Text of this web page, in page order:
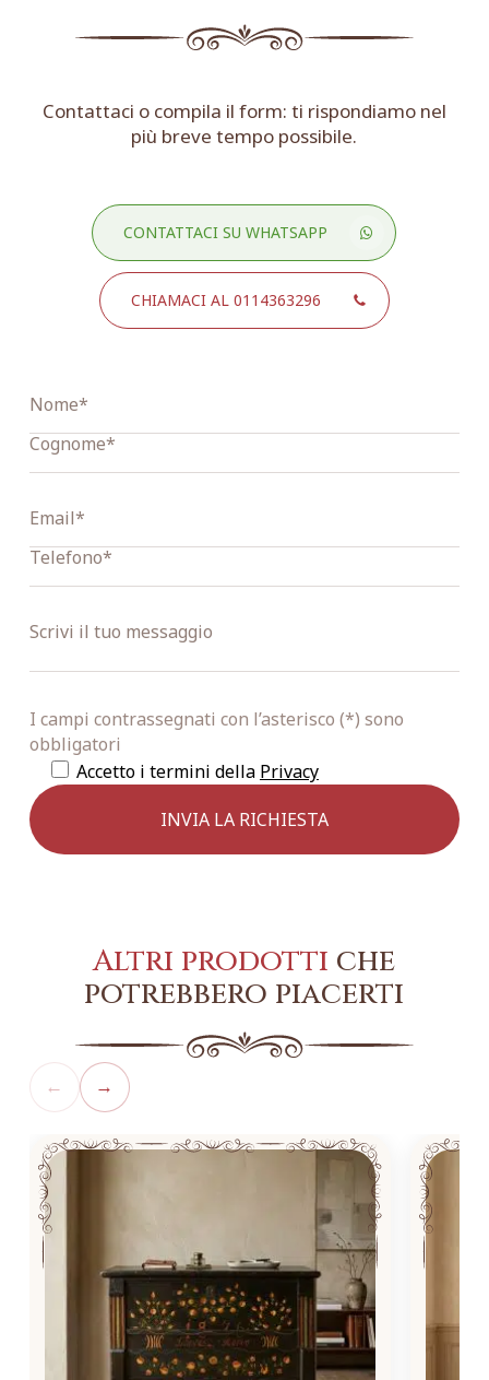
Contattaci o compila il form: ti rispondiamo nel
più breve tempo possibile.
CONTATTACI SU WHATSAPP
CHIAMACI AL 0114363296
I campi contrassegnati con l’asterisco (*) sono
obbligatori
Accetto i termini della Privacy
Altri prodotti che
potrebbero piacerti
← →